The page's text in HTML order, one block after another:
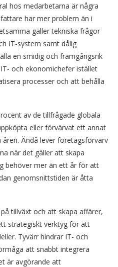
hos medarbetarna är några
har mer problem än i
gäller tekniska frågor
IT-system samt dålig
en smidig och framgångsrik
och ekonomichefer istället
processer och att behålla
av de tillfrågade globala
eller förvärvat ett annat
Ändå lever företagsförvärv
när det gäller att skapa
behöver mer än ett år för att
genomsnittstiden är åtta
tillväxt och att skapa affärer,
strategiskt verktyg för att
Tyvärr hindrar IT- och
att snabbt integrera
är avgörande att